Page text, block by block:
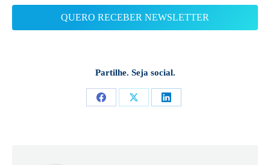
Partilhe. Seja social.
Share
Share
Share